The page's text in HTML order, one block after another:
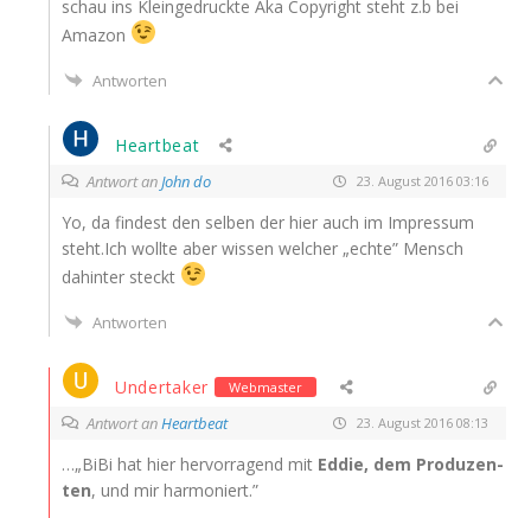
schau ins Klein­ge­druck­te Aka Copy­right steht z.b bei
Amazon
Antworten
Heartbeat
Antwort an John do 23. August 2016 03:16
Yo, da fin­dest den sel­ben der hier auch im Impres­sum
steht.Ich woll­te aber wis­sen wel­cher „ech­te” Mensch
dahin­ter steckt
Antworten
Undertaker Webmaster
Antwort an Heartbeat 23. August 2016 08:13
…„BiBi hat hier her­vor­ra­gend mit Eddie, dem Pro­du­zen­
ten, und mir harmoniert.”